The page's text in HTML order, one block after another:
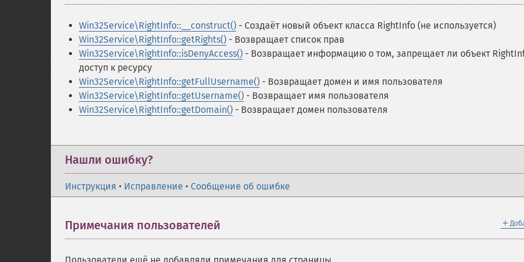
Win32Service\RightInfo::__construct() - Создаёт новый объект класса RightInfo (не используется)
Win32Service\RightInfo::getRights() - Возвращает список прав
Win32Service\RightInfo::isDenyAccess() - Возвращает информацию о том, запрещает ли объект
доступ к ресурсу
Win32Service\RightInfo::getFullUsername() - Возвращает домен и имя пользователя
Win32Service\RightInfo::getUsername() - Возвращает имя пользователя
Win32Service\RightInfo::getDomain() - Возвращает домен пользователя
Нашли ошибку?
Инструкция • Исправление • Сообщение об ошибке
＋
Примечания пользователей